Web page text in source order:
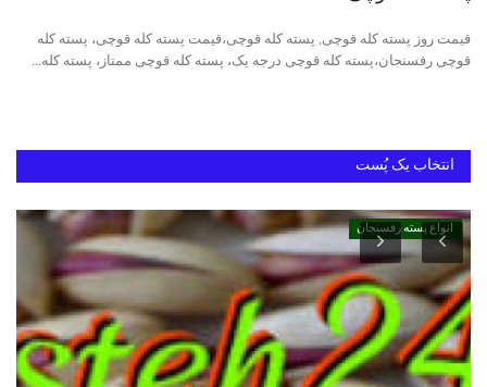
دانستنیهای پـسـتـه رفسنجان
قیمت روز پسته کله قوچی, پسته کله قوچی،قیمت پسته کله قوچی، پسته کله
قوچی رفسنجان،پسته کله قوچی درجه یک، پسته کله قوچی ممتاز، پسته کله...
انتخاب یک پُست
انواع پسته رفسنجان